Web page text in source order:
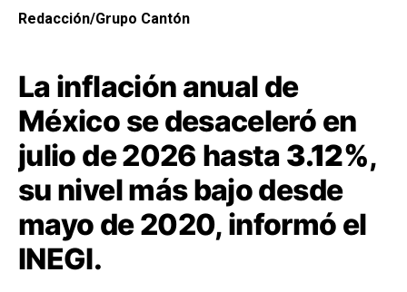
Redacción/Grupo Cantón
La inflación anual de
México se desaceleró en
julio de 2026 hasta 3.12%,
su nivel más bajo desde
mayo de 2020, informó el
INEGI.